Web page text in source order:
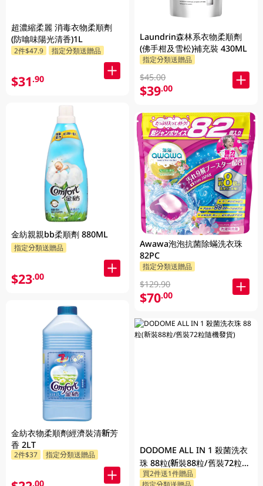
超濃縮柔麗 消毒衣物柔順劑
(防噏味陽光清香)1L
2件$47.9 指定分類送贈品
$31.90
金紡親親bb柔順劑 880ML
指定分類送贈品
$23.00
金紡衣物柔順劑經濟裝清新芳
香 2LT
2件$37 指定分類送贈品
.00
Laundrin森林系衣物柔順劑
(佛手柑及雪松)補充裝 430ML
指定分類送贈品
$45.00
$39.00
Awawa泡泡抗菌除蟎洗衣珠
82PC
指定分類送贈品
$129.90
$70.00
DODOME ALL IN 1 殺菌洗衣
珠 88粒(新裝88粒/舊裝72粒隨
機發貨)
買2件送1件贈品